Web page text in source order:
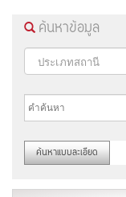
ค้นหาข้อมูล